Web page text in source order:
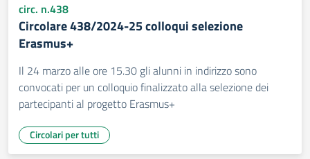
circ. n.438
Circolare 438/2024-25 colloqui selezione
Erasmus+
Il 24 marzo alle ore 15.30 gli alunni in indirizzo sono
convocati per un colloquio finalizzato alla selezione dei
partecipanti al progetto Erasmus+
Circolari per tutti